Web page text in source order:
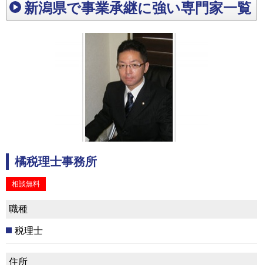
新潟県で事業承継に強い専門家一覧
橘税理士事務所
相談無料
職種
税理士
住所